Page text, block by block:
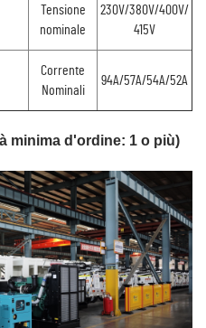
Tensione
nominale
230V/380V/400V/
415V
Corrente
Nominali
94A/57A/54A/52A
minima d'ordine: 1 o più)